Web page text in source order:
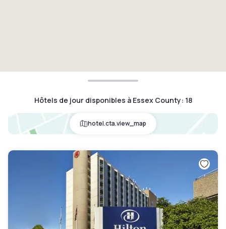
Hôtels de jour disponibles à Essex County: 18
hotel.cta.view_map